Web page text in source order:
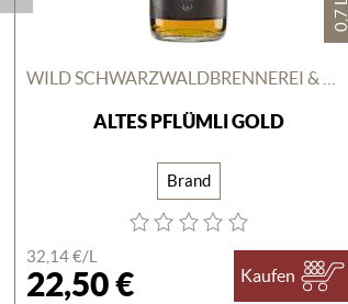
ALTES PFLÜMLI GOLD
Brand
32,14 €/L
22,50 € Kaufen